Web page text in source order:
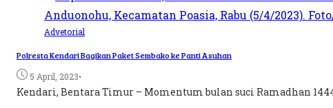
Advetorial
Polresta Kendari Bagikan Paket Sembako ke Panti Asuhan
5 April, 2023•
Kendari, Bentara Timur – Momentum bulan suci Ramadhan